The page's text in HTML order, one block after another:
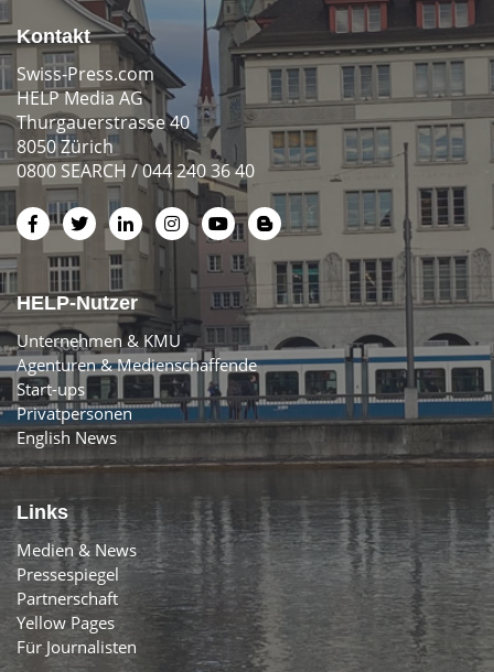
Kontakt
Swiss-Press.com
HELP Media AG
Thurgauerstrasse 40
8050 Zürich
0800 SEARCH / 044 240 36 40
HELP-Nutzer
Unternehmen & KMU
Agenturen & Medienschaffende
Start-ups
Privatpersonen
English News
Links
Medien & News
Pressespiegel
Partnerschaft
Yellow Pages
Für Journalisten